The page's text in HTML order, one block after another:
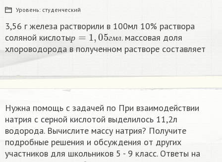
Уровень: студенческий
3,56 г железа растворили в 100мл 10% раствора
соляной кислоты р гмл
р=1,05гм л
. массовая доля
хлороводорода в полученном растворе составляет
Нужна помощь с задачей по При взаимодействии
натрия с серной кислотой выделилось 11,2л
водорода. Вычислите массу натрия? Получите
подробные решения и обсуждения от других
участников для школьников 5 - 9 класс. Ответы на